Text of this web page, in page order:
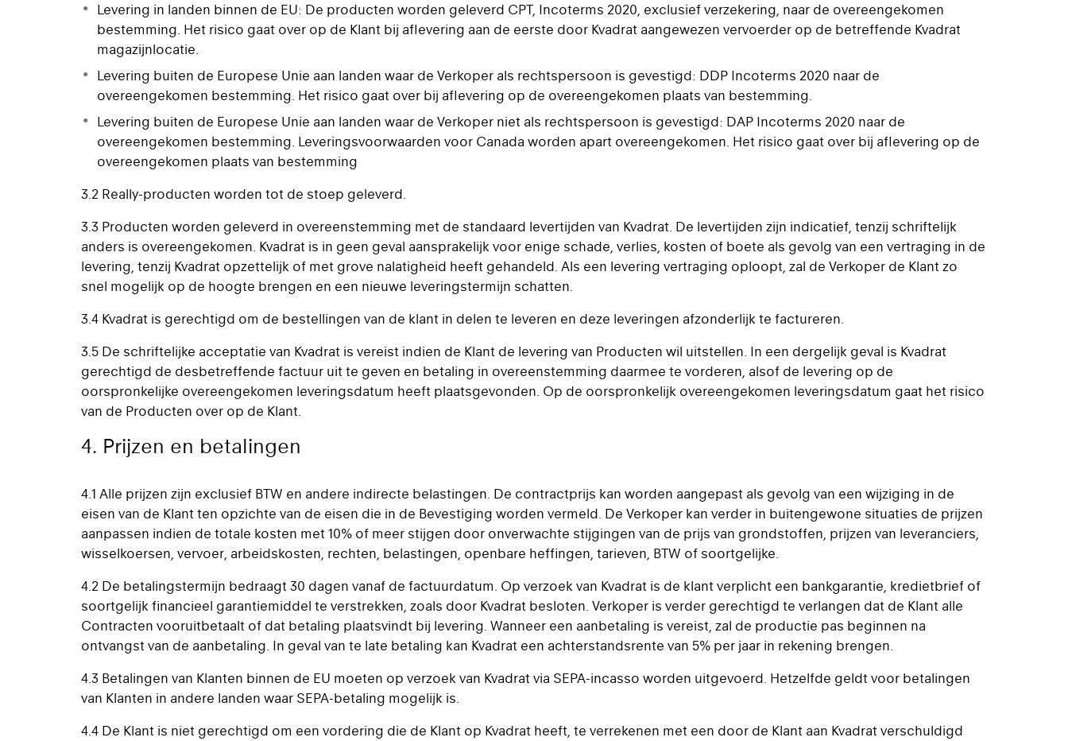
Levering in landen binnen de EU: De producten worden geleverd CPT, Incoterms 2020, exclusief verzekering, naar de overeengekomen
bestemming. Het risico gaat over op de Klant bij aflevering aan de eerste door Kvadrat aangewezen vervoerder op de betreffende Kvadrat
magazijnlocatie.
Levering buiten de Europese Unie aan landen waar de Verkoper als rechtspersoon is gevestigd: DDP Incoterms 2020 naar de
overeengekomen bestemming. Het risico gaat over bij aflevering op de overeengekomen plaats van bestemming.
Levering buiten de Europese Unie aan landen waar de Verkoper niet als rechtspersoon is gevestigd: DAP Incoterms 2020 naar de
overeengekomen bestemming. Leveringsvoorwaarden voor Canada worden apart overeengekomen. Het risico gaat over bij aflevering op de
overeengekomen plaats van bestemming
3.2 Really-producten worden tot de stoep geleverd.
3.3 Producten worden geleverd in overeenstemming met de standaard levertijden van Kvadrat. De levertijden zijn indicatief, tenzij schriftelijk
anders is overeengekomen. Kvadrat is in geen geval aansprakelijk voor enige schade, verlies, kosten of boete als gevolg van een vertraging in de
levering, tenzij Kvadrat opzettelijk of met grove nalatigheid heeft gehandeld. Als een levering vertraging oploopt, zal de Verkoper de Klant zo
snel mogelijk op de hoogte brengen en een nieuwe leveringstermijn schatten.
3.4 Kvadrat is gerechtigd om de bestellingen van de klant in delen te leveren en deze leveringen afzonderlijk te factureren.
3.5 De schriftelijke acceptatie van Kvadrat is vereist indien de Klant de levering van Producten wil uitstellen. In een dergelijk geval is Kvadrat
gerechtigd de desbetreffende factuur uit te geven en betaling in overeenstemming daarmee te vorderen, alsof de levering op de
oorspronkelijke overeengekomen leveringsdatum heeft plaatsgevonden. Op de oorspronkelijk overeengekomen leveringsdatum gaat het risico
van de Producten over op de Klant.
4. Prijzen en betalingen
4.1 Alle prijzen zijn exclusief BTW en andere indirecte belastingen. De contractprijs kan worden aangepast als gevolg van een wijziging in de
eisen van de Klant ten opzichte van de eisen die in de Bevestiging worden vermeld. De Verkoper kan verder in buitengewone situaties de prijzen
aanpassen indien de totale kosten met 10% of meer stijgen door onverwachte stijgingen van de prijs van grondstoffen, prijzen van leveranciers,
wisselkoersen, vervoer, arbeidskosten, rechten, belastingen, openbare heffingen, tarieven, BTW of soortgelijke.
4.2 De betalingstermijn bedraagt 30 dagen vanaf de factuurdatum. Op verzoek van Kvadrat is de klant verplicht een bankgarantie, kredietbrief of
soortgelijk financieel garantiemiddel te verstrekken, zoals door Kvadrat besloten. Verkoper is verder gerechtigd te verlangen dat de Klant alle
Contracten vooruitbetaalt of dat betaling plaatsvindt bij levering. Wanneer een aanbetaling is vereist, zal de productie pas beginnen na
ontvangst van de aanbetaling. In geval van te late betaling kan Kvadrat een achterstandsrente van 5% per jaar in rekening brengen.
4.3 Betalingen van Klanten binnen de EU moeten op verzoek van Kvadrat via SEPA-incasso worden uitgevoerd. Hetzelfde geldt voor betalingen
van Klanten in andere landen waar SEPA-betaling mogelijk is.
4.4 De Klant is niet gerechtigd om een vordering die de Klant op Kvadrat heeft, te verrekenen met een door de Klant aan Kvadrat verschuldigd